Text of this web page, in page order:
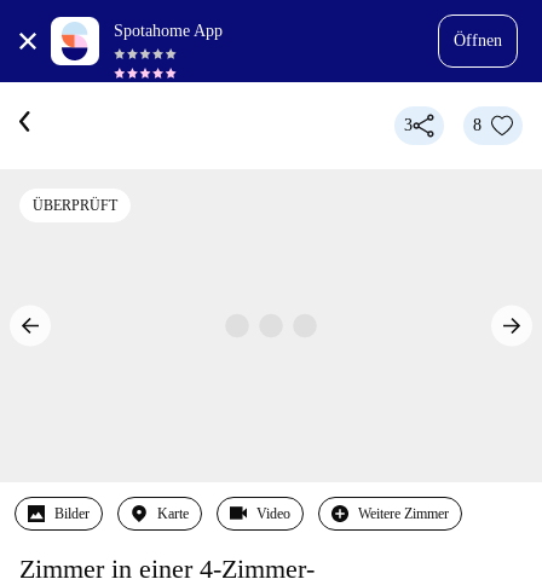
Spotahome App
Öffnen
3 8
ÜBERPRÜFT
Bilder Karte Video Weitere Zimmer
Zimmer in einer 4-Zimmer-